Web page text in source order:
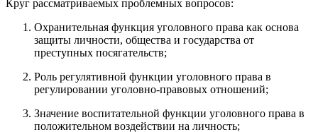
Круг рассматриваемых проблемных вопросов:
Охранительная функция уголовного права как основа
защиты личности, общества и государства от
преступных посягательств;
Роль регулятивной функции уголовного права в
регулировании уголовно-правовых отношений;
Значение воспитательной функции уголовного права в
положительном воздействии на личность;